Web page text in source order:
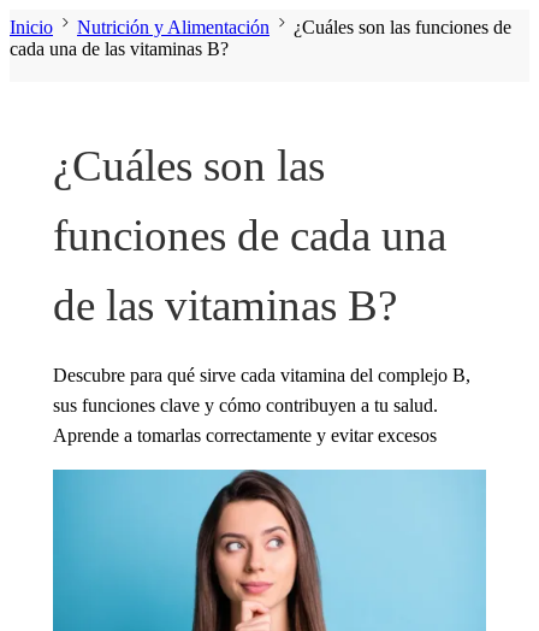
Inicio Nutrición y Alimentación
¿Cuáles son las funciones de
cada una de las vitaminas B?
¿Cuáles son las
funciones de cada una
de las vitaminas B?
Descubre para qué sirve cada vitamina del complejo B,
sus funciones clave y cómo contribuyen a tu salud.
Aprende a tomarlas correctamente y evitar excesos